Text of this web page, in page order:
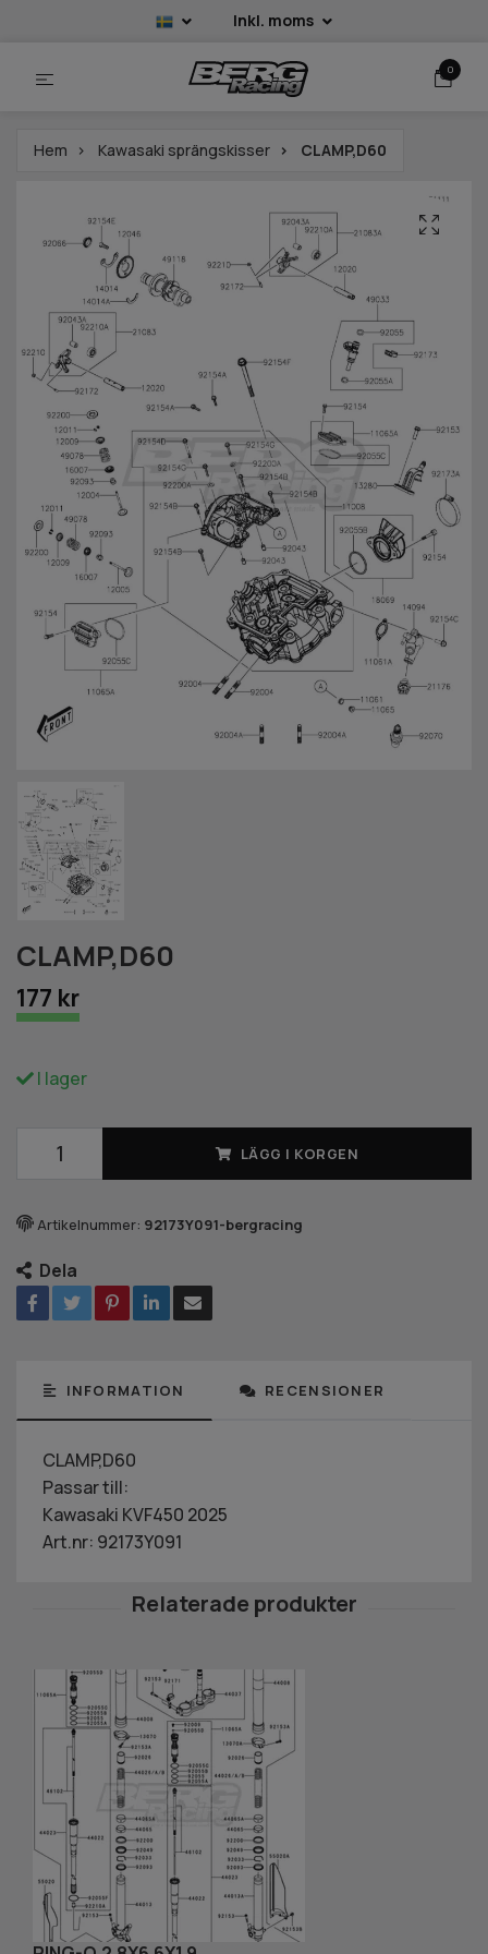
Inkl. moms
0
Hem Kawasaki sprängskisser CLAMP,D60
CLAMP,D60
177 kr
I lager
LÄGG I KORGEN
Artikelnummer: 92173Y091-bergracing
Dela
INFORMATION RECENSIONER
CLAMP,D60
Passar till:
Kawasaki KVF450 2025
Art.nr: 92173Y091